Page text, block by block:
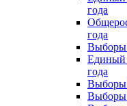
года
года
Выборы
Единый
года
Выборы
Выборы